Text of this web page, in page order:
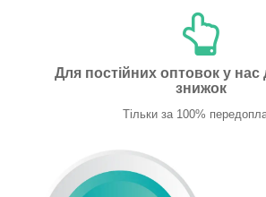
Для постійних оптовок у нас
знижок
Тільки за 100%